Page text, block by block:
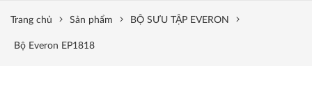
Trang chủ Sản phẩm BỘ SƯU TẬP EVERON
Bộ Everon EP1818